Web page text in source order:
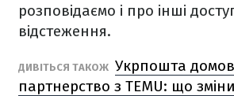
розповідаємо і про інші
відстеження.
ДИВІТЬСЯ ТАКОЖ Укрпошта
партнерство з TEMU: що